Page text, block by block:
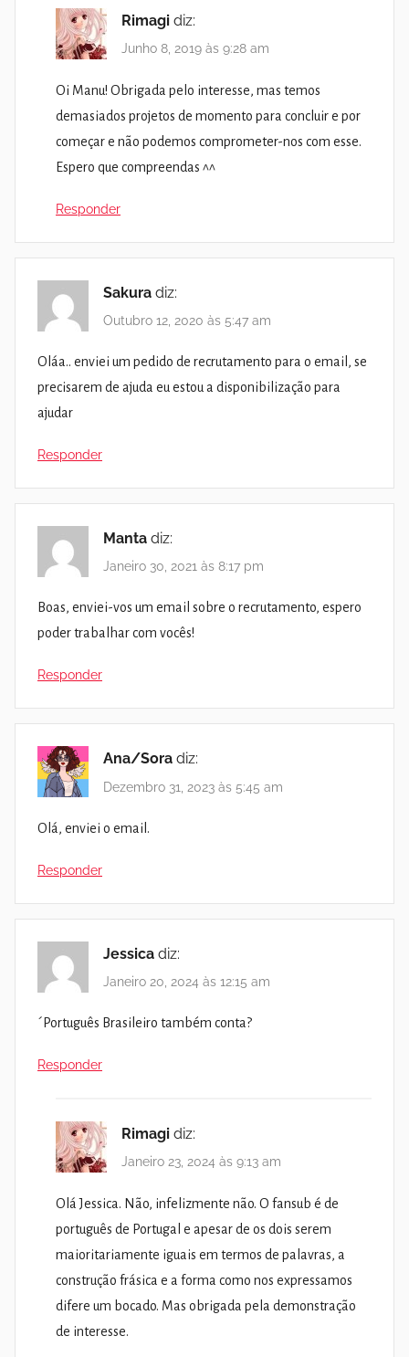
Rimagi diz:
Junho 8, 2019 às 9:28 am
Oi Manu! Obrigada pelo interesse, mas temos
demasiados projetos de momento para concluir e por
começar e não podemos comprometer-nos com esse.
Espero que compreendas ^^
Responder
Sakura diz:
Outubro 12, 2020 às 5:47 am
Oláa.. enviei um pedido de recrutamento para o email, se
precisarem de ajuda eu estou a disponibilização para
ajudar
Responder
Manta diz:
Janeiro 30, 2021 às 8:17 pm
Boas, enviei-vos um email sobre o recrutamento, espero
poder trabalhar com vocês!
Responder
Ana/Sora diz:
Dezembro 31, 2023 às 5:45 am
Olá, enviei o email.
Responder
Jessica diz:
Janeiro 20, 2024 às 12:15 am
´Português Brasileiro também conta?
Responder
Rimagi diz:
Janeiro 23, 2024 às 9:13 am
Olá Jessica. Não, infelizmente não. O fansub é de
português de Portugal e apesar de os dois serem
maioritariamente iguais em termos de palavras, a
construção frásica e a forma como nos expressamos
difere um bocado. Mas obrigada pela demonstração
de interesse.